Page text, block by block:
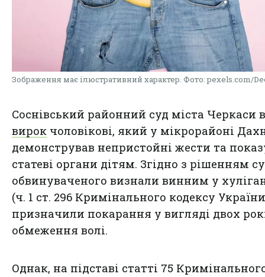
Зображення має ілюстративний характер. Фото: pexels.com/
Соснівський районний суд міста Черкаси
вирок чоловікові, який у мікрорайоні
демонстрував непристойні жести та
статеві органи дітям. Згідно з рішенням
обвинуваченого визнали винним у
(ч. 1 ст. 296 Кримінального кодексу
призначили покарання у вигляді двох
обмеження волі.
Однак, на підставі статті 75